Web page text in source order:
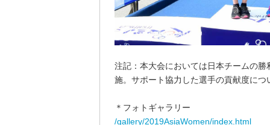
注記：本大会においては日本チームの
施。サポート協力した選手の貢献度に
＊フォトギャラリー
/gallery/2019AsiaWomen/index.html